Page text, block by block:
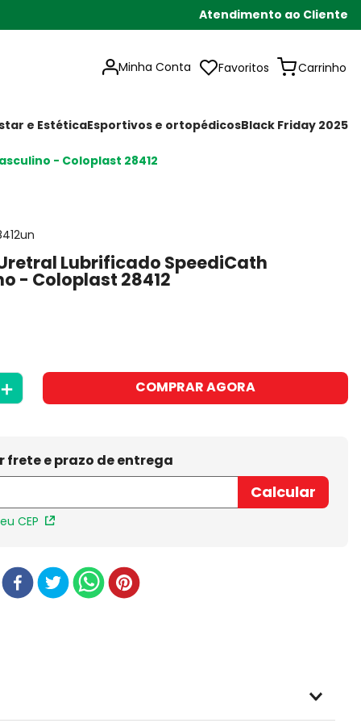
Atendimento ao Cliente
Minha Conta Favoritos
e EstéticaEsportivos e ortopédicosBlack Friday 2025
- Coloplast 28412
Lubrificado SpeediCath
- Coloplast 28412
COMPRAR AGORA
CEP